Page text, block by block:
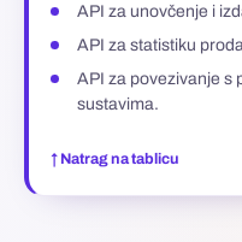
API za unovčenje i
API za statistiku
API za povezivanje s
sustavima.
↑ Natrag na tablicu